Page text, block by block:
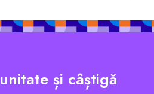
și câștigă